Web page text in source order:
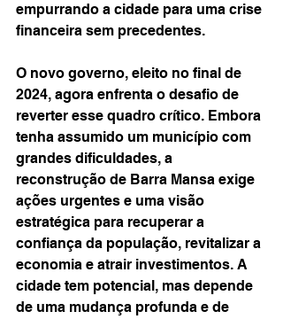
empurrando a cidade para uma crise
financeira sem precedentes.
O novo governo, eleito no final de
2024, agora enfrenta o desafio de
reverter esse quadro crítico. Embora
tenha assumido um município com
grandes dificuldades, a
reconstrução de Barra Mansa exige
ações urgentes e uma visão
estratégica para recuperar a
confiança da população, revitalizar a
economia e atrair investimentos. A
cidade tem potencial, mas depende
de uma mudança profunda e de